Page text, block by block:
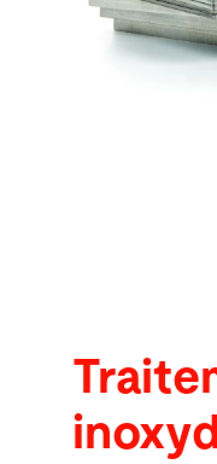
Etats-Unis · Français